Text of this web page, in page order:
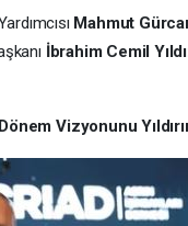
Mahmut
İbrahim Cemil
Vizyonunu